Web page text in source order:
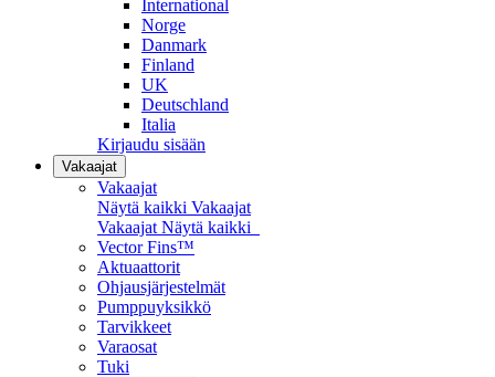
International
Norge
Danmark
Finland
UK
Deutschland
Italia
Kirjaudu sisään
Vakaajat
Vakaajat
Näytä kaikki Vakaajat
Vakaajat Näytä kaikki
Vector Fins™
Aktuaattorit
Ohjausjärjestelmät
Pumppuyksikkö
Tarvikkeet
Varaosat
Tuki